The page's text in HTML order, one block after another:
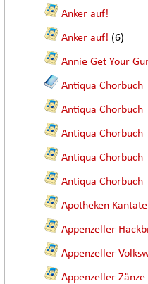
Anker auf!
Anker auf! (6)
Annie Get Your
Antiqua Chorbuch
Antiqua Chorbuch
Antiqua Chorbuch
Antiqua Chorbuch
Antiqua Chorbuch
Apotheken Kantate
Appenzeller
Appenzeller
Appenzeller